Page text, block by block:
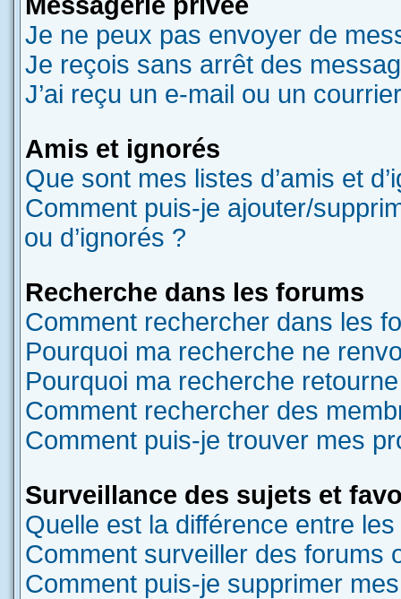
Je ne peux pas envoyer de
Je reçois sans arrêt des
J’ai reçu un e-mail ou un
Amis et ignorés
Que sont mes listes d’amis et
Comment puis-je ajouter/
ou d’ignorés ?
Recherche dans les forums
Comment rechercher dans les
Pourquoi ma recherche ne
Pourquoi ma recherche
Comment rechercher des
Comment puis-je trouver mes
Surveillance des sujets et
Quelle est la différence entre
Comment surveiller des forums
Comment puis-je supprimer